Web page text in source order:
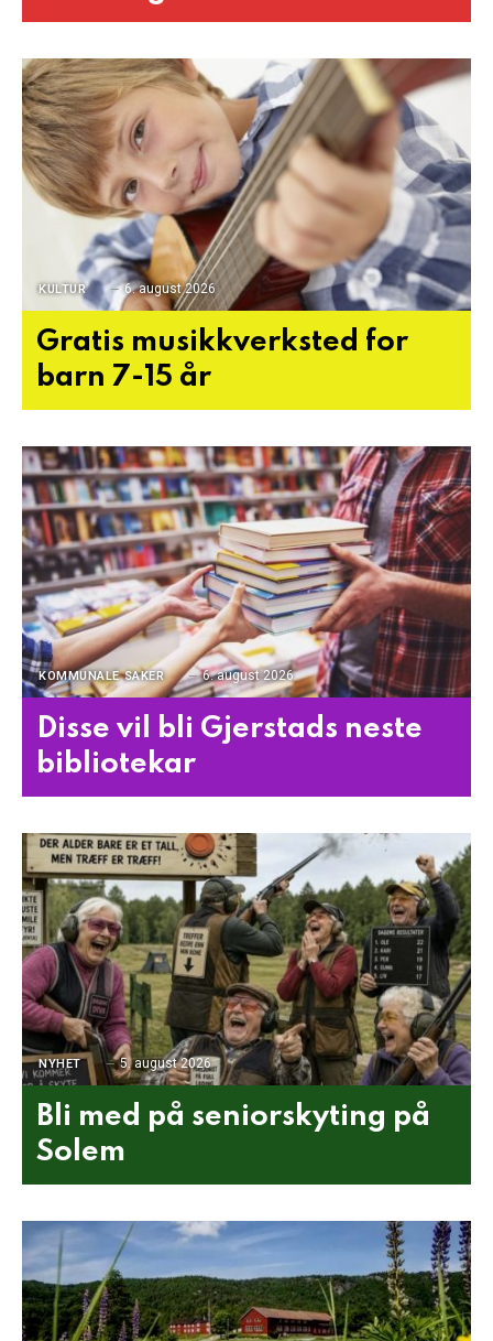
KULTUR 6. august 2026
Gratis musikkverksted for
barn 7-15 år
KOMMUNALE SAKER 6. august 2026
Disse vil bli Gjerstads neste
bibliotekar
NYHET 5. august 2026
Bli med på seniorskyting på
Solem